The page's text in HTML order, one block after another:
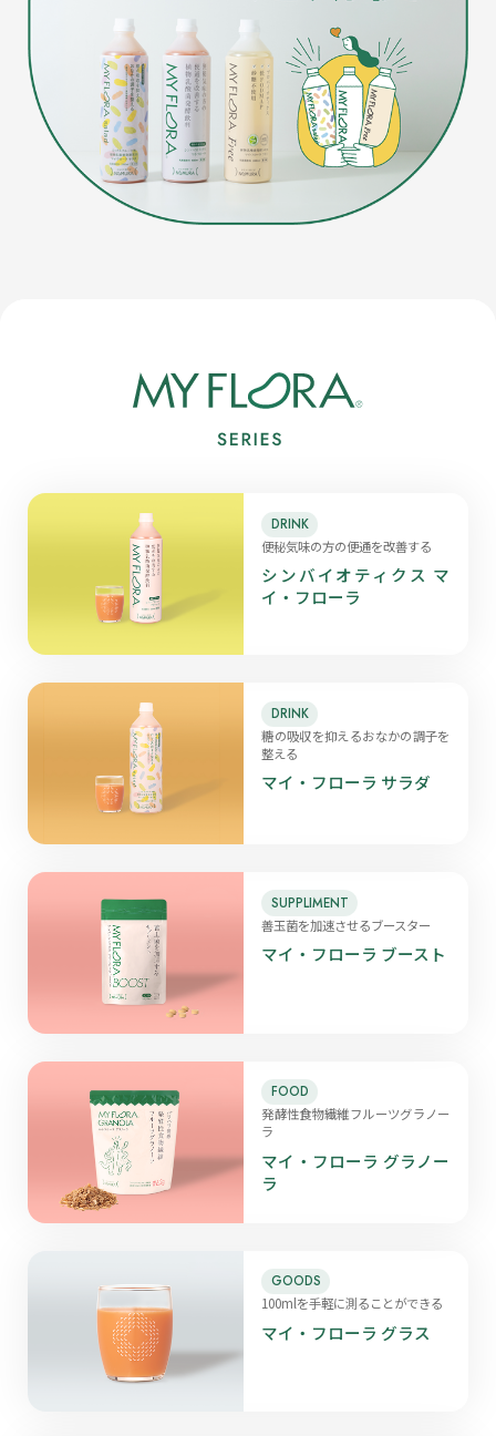
便秘気味の方の便通を改善する
DRINK
シンバイオティクス マ
イ・フローラ
糖の吸収を抑えるおなかの調子を
整える
DRINK
マイ・フローラ サラダ
善玉菌を加速させるブースター
SUPPLIMENT
マイ・フローラ ブースト
発酵性食物繊維フルーツグラノー
ラ
FOOD
マイ・フローラ グラノー
ラ
100mlを手軽に測ることができる
GOODS
マイ・フローラ グラス